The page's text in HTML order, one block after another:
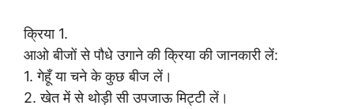
क्रिया 1.
आओ बीजों से पौधे उगाने की क्रिया की जानकारी लें:
1. गेहूँ या चने के कुछ बीज लें।
2. खेत में से थोड़ी सी उपजाऊ मिट्टी लें।